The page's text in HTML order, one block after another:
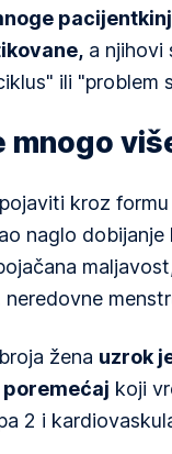
a njihovi
ili "problem
mnogo
kroz
naglo
žena uzrok
koji
2 i